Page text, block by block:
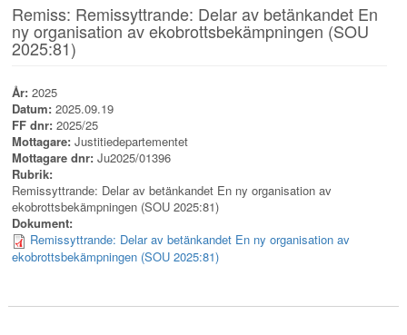
Remiss: Remissyttrande: Delar av betänkandet En
ny organisation av ekobrottsbekämpningen (SOU
2025:81)
År:2025
Datum:2025.09.19
FF dnr:2025/25
Mottagare:Justitiedepartementet
Mottagare dnr:Ju2025/01396
Rubrik:
Remissyttrande: Delar av betänkandet En ny organisation av
ekobrottsbekämpningen (SOU 2025:81)
Dokument:
Remissyttrande: Delar av betänkandet En ny organisation av
ekobrottsbekämpningen (SOU 2025:81)